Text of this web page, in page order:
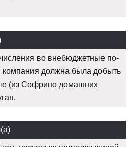
во внебюджетные по-
компания должна была добыть
(из Софрино домашних